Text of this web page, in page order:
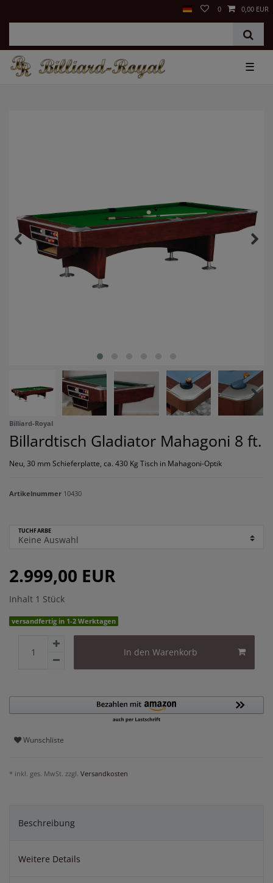
0 0,00 EUR
☰
Billiard-Royal
Billardtisch Gladiator Mahagoni 8 ft.
Neu, 30 mm Schieferplatte, ca. 430 Kg Tisch in Mahagoni-Optik
Artikelnummer 10430
TUCHFARBE
2.999,00 EUR
Inhalt 1 Stück
versandfertig in 1-2 Werktagen
In den Warenkorb
Wunschliste
* inkl. ges. MwSt. zzgl. Versandkosten
Beschreibung
Weitere Details